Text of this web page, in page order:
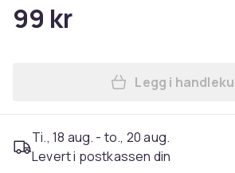
99 kr
Legg
Legg i
Ti., 18 aug. - to., 20 aug.
Levert i postkassen din